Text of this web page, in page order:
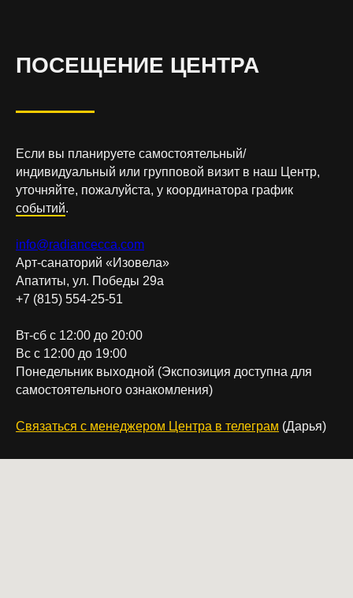
ПОСЕЩЕНИЕ ЦЕНТРА
Если вы планируете самостоятельный/
индивидуальный или групповой визит в наш Центр,
уточняйте, пожалуйста, у координатора график
событий.
info@radiancecca.com
Арт-санаторий «Изовела»
Апатиты, ул. Победы 29а
+7 (815) 554-25-51
Вт-сб с 12:00 до 20:00
Вс с 12:00 до 19:00
Понедельник выходной (Экспозиция доступна для
самостоятельного ознакомления)
Связаться с менеджером Центра в телеграм (Дарья)